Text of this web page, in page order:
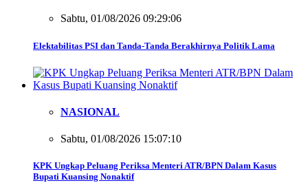
Sabtu, 01/08/2026 09:29:06
Elektabilitas PSI dan Tanda-Tanda Berakhirnya Politik Lama
NASIONAL
Sabtu, 01/08/2026 15:07:10
KPK Ungkap Peluang Periksa Menteri ATR/BPN Dalam Kasus
Bupati Kuansing Nonaktif